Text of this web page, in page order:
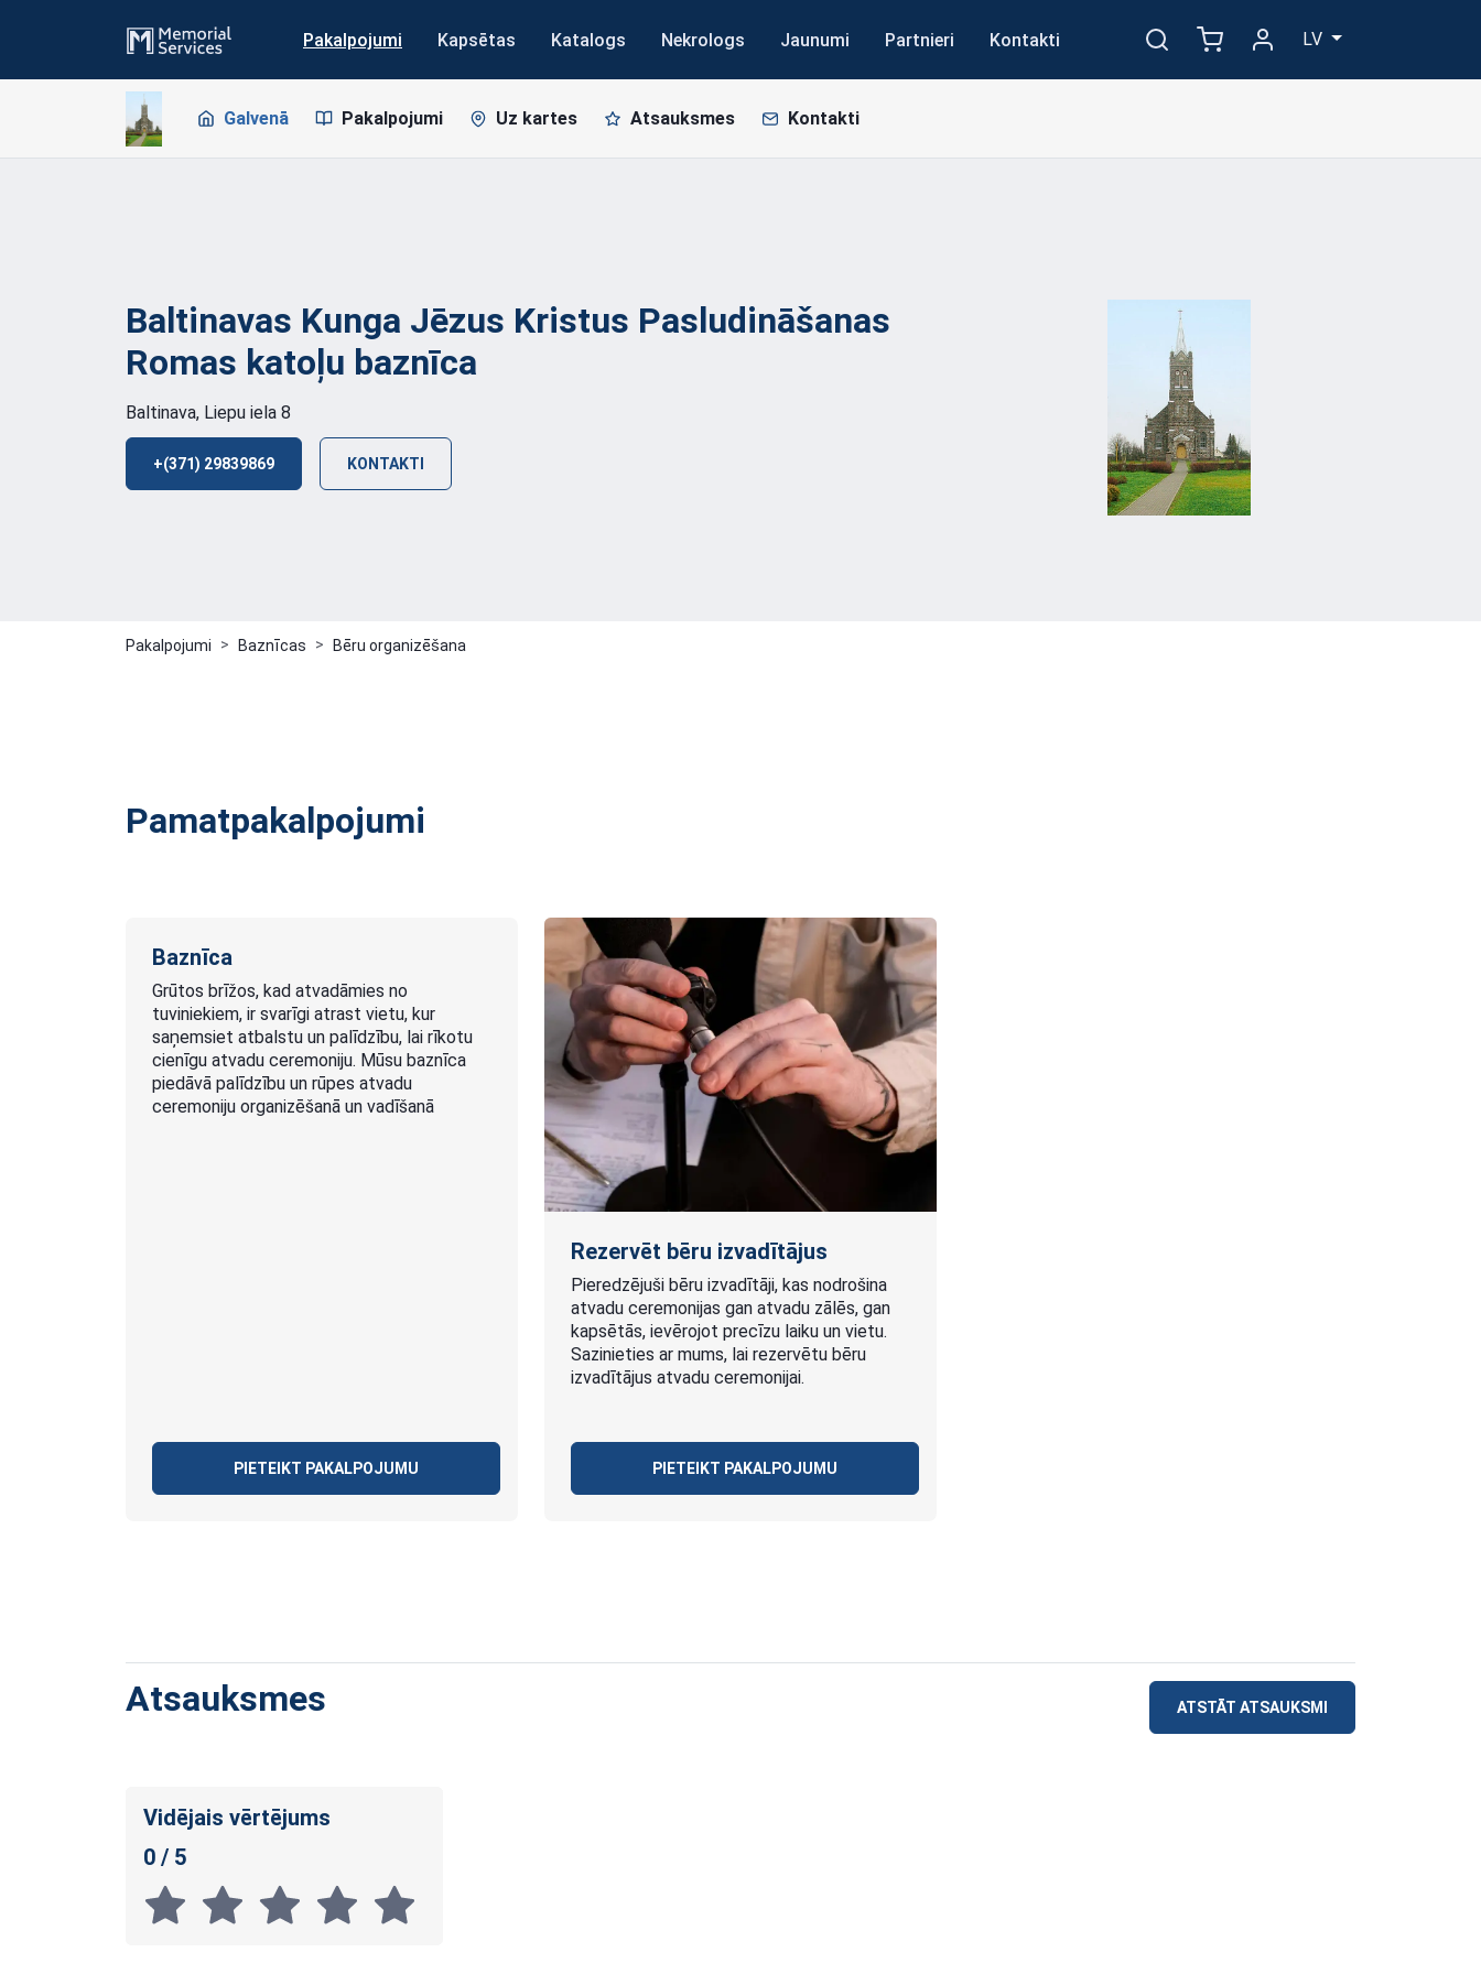
Pakalpojumi Kapsētas Katalogs Nekrologs Jaunumi Partnieri Kontakti LV
Galvenā Pakalpojumi Uz kartes Atsauksmes Kontakti
Baltinavas Kunga Jēzus Kristus Pasludināšanas
Romas katoļu baznīca
Baltinava, Liepu iela 8
+(371) 29839869 KONTAKTI
Pakalpojumi Baznīcas Bēru organizēšana
Pamatpakalpojumi
Baznīca
Grūtos brīžos, kad atvadāmies no
tuviniekiem, ir svarīgi atrast vietu, kur
saņemsiet atbalstu un palīdzību, lai rīkotu
cienīgu atvadu ceremoniju. Mūsu baznīca
piedāvā palīdzību un rūpes atvadu
ceremoniju organizēšanā un vadīšanā
PIETEIKT PAKALPOJUMU
Rezervēt bēru izvadītājus
Pieredzējuši bēru izvadītāji, kas nodrošina
atvadu ceremonijas gan atvadu zālēs, gan
kapsētās, ievērojot precīzu laiku un vietu.
Sazinieties ar mums, lai rezervētu bēru
izvadītājus atvadu ceremonijai.
PIETEIKT PAKALPOJUMU
Atsauksmes ATSTĀT ATSAUKSMI
Vidējais vērtējums
0 / 5